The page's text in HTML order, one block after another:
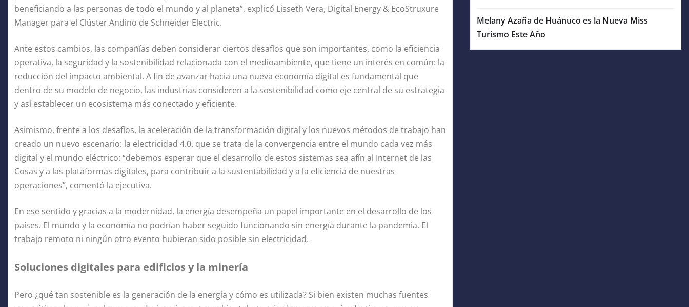
beneficiando a las personas de todo el mundo y al planeta”, explicó Lisseth Vera, Digital Energy & EcoStruxure
Manager para el Clúster Andino de Schneider Electric.
Ante estos cambios, las compañías deben considerar ciertos desafíos que son importantes, como la eficiencia
operativa, la seguridad y la sostenibilidad relacionada con el medioambiente, que tiene un interés en común: la
reducción del impacto ambiental. A fin de avanzar hacia una nueva economía digital es fundamental que
dentro de su modelo de negocio, las industrias consideren a la sostenibilidad como eje central de su estrategia
y así establecer un ecosistema más conectado y eficiente.
Asimismo, frente a los desafíos, la aceleración de la transformación digital y los nuevos métodos de trabajo han
creado un nuevo escenario: la electricidad 4.0. que se trata de la convergencia entre el mundo cada vez más
digital y el mundo eléctrico: “debemos esperar que el desarrollo de estos sistemas sea afín al Internet de las
Cosas y a las plataformas digitales, para contribuir a la sustentabilidad y a la eficiencia de nuestras
operaciones”, comentó la ejecutiva.
En ese sentido y gracias a la modernidad, la energía desempeña un papel importante en el desarrollo de los
países. El mundo y la economía no podrían haber seguido funcionando sin energía durante la pandemia. El
trabajo remoto ni ningún otro evento hubieran sido posible sin electricidad.
Soluciones digitales para edificios y la minería
Pero ¿qué tan sostenible es la generación de la energía y cómo es utilizada? Si bien existen muchas fuentes
Melany Azaña de Huánuco es la Nueva Miss
Turismo Este Año